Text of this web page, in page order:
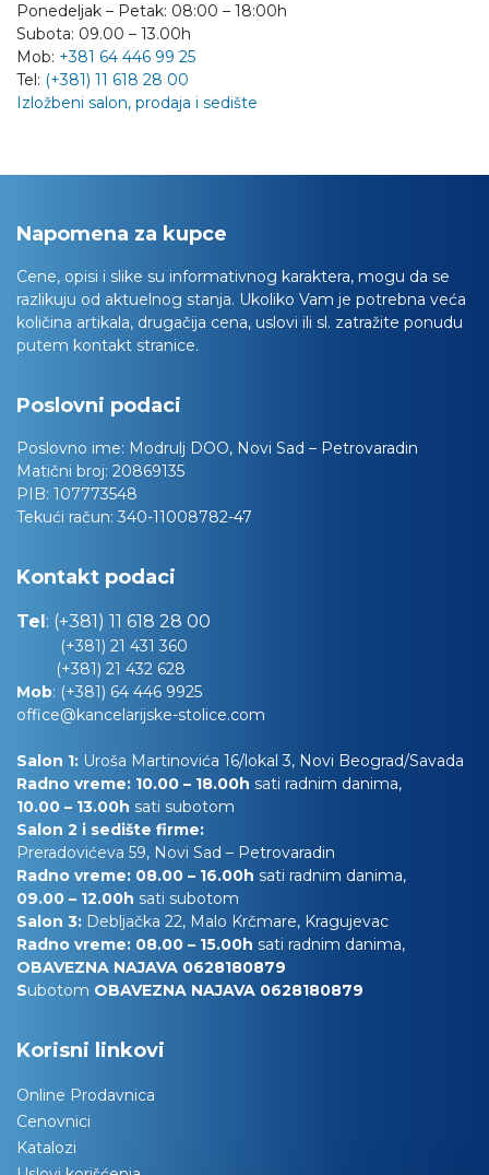
Ponedeljak – Petak: 08:00 – 18:00h
Subota: 09.00 – 13.00h
Mob: +381 64 446 99 25
Tel: (+381) 11 618 28 00
Izložbeni salon, prodaja i sedište
Napomena za kupce
Cene, opisi i slike su informativnog karaktera, mogu da se
razlikuju od aktuelnog stanja. Ukoliko Vam je potrebna veća
količina artikala, drugačija cena, uslovi ili sl. zatražite ponudu
putem kontakt stranice.
Poslovni podaci
Poslovno ime: Modrulj DOO, Novi Sad – Petrovaradin
Matični broj: 20869135
PIB: 107773548
Tekući račun: 340-11008782-47
Kontakt podaci
Tel: (+381) 11 618 28 00
(+381) 21 431 360
(+381) 21 432 628
Mob: (+381) 64 446 9925
office@kancelarijske-stolice.com
Salon 1: Uroša Martinovića 16/lokal 3, Novi Beograd/Savada
Radno vreme: 10.00 – 18.00h sati radnim danima,
10.00 – 13.00h sati subotom
Salon 2 i sedište firme:
Preradovićeva 59, Novi Sad – Petrovaradin
Radno vreme: 08.00 – 16.00h sati radnim danima,
09.00 – 12.00h sati subotom
Salon 3: Debljačka 22, Malo Krčmare, Kragujevac
Radno vreme: 08.00 – 15.00h sati radnim danima,
OBAVEZNA NAJAVA 0628180879
Subotom OBAVEZNA NAJAVA 0628180879
Korisni linkovi
Online Prodavnica
Cenovnici
Katalozi